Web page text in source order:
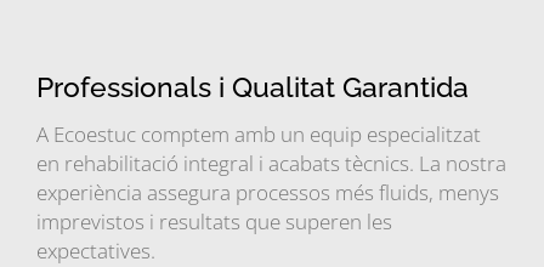
Professionals i Qualitat Garantida
A Ecoestuc comptem amb un equip especialitzat
en rehabilitació integral i acabats tècnics. La nostra
experiència assegura processos més fluids, menys
imprevistos i resultats que superen les
expectatives.